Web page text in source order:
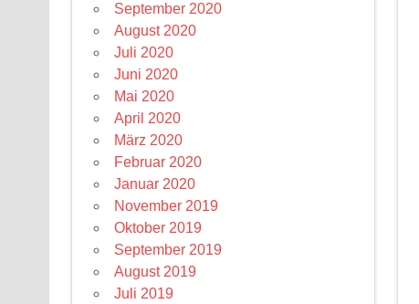
September 2020
August 2020
Juli 2020
Juni 2020
Mai 2020
April 2020
März 2020
Februar 2020
Januar 2020
November 2019
Oktober 2019
September 2019
August 2019
Juli 2019